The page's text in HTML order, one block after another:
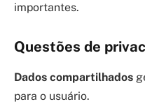
importantes.
Questões de
Dados compartilhados
para o usuário.